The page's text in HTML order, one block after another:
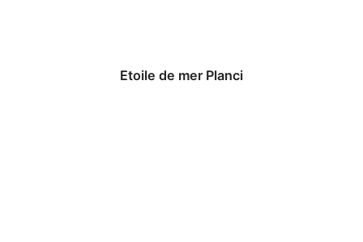
Etoile de mer Planci